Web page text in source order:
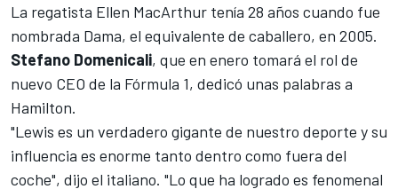
La regatista Ellen MacArthur tenía 28 años cuando fue
nombrada Dama, el equivalente de caballero, en 2005.
Stefano Domenicali, que en enero tomará el rol de
nuevo CEO de la Fórmula 1, dedicó unas palabras a
Hamilton.
"Lewis es un verdadero gigante de nuestro deporte y su
influencia es enorme tanto dentro como fuera del
coche", dijo el italiano. "Lo que ha logrado es fenomenal